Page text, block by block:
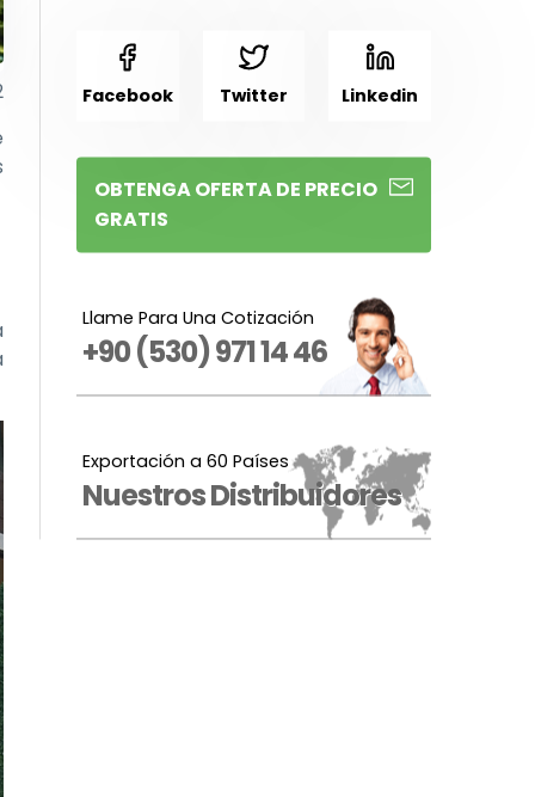
Facebook Twitter Linkedin
OBTENGA OFERTA DE PRECIO
GRATIS
Llame Para Una Cotización
+90 (530) 971 14 46
Exportación a 60 Países
Nuestros Distribuidores